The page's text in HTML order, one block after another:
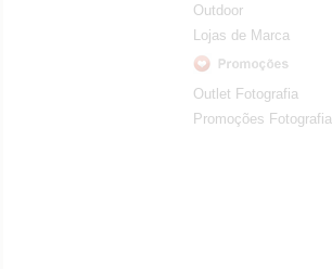
Outdoor
Lojas de Marca
Outlet Fotografia
Promoções Fotografia